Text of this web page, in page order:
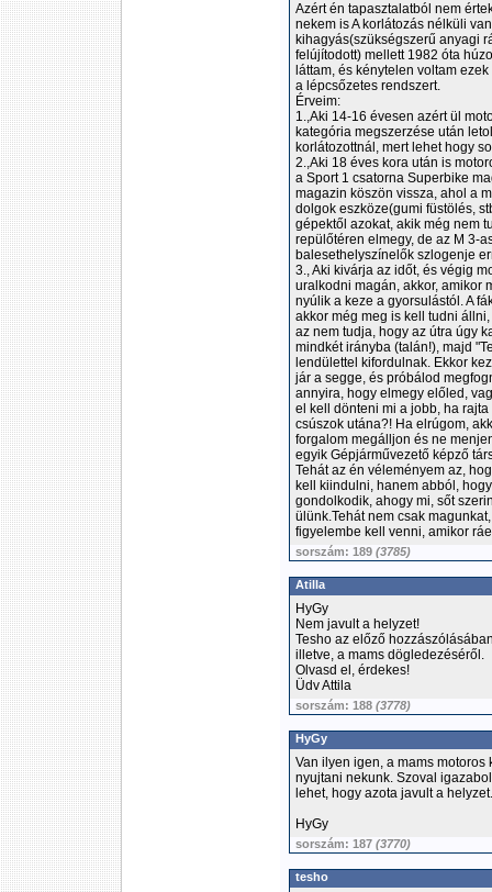
Azért én tapasztalatból nem
nekem is A korlátozás nélküli
kihagyás(szükségszerű anyagi
felújítodott) mellett 1982 óta
láttam, és kénytelen voltam
a lépcsőzetes rendszert.
Érveim:
1.,Aki 14-16 évesen azért ül
kategória megszerzése után
korlátozottnál, mert lehet hogy
2.,Aki 18 éves kora után is
a Sport 1 csatorna Superbike
magazin köszön vissza, ahol a
dolgok eszköze(gumi füstölés,
gépektől azokat, akik még nem
repülőtéren elmegy, de az M 3-
balesethelyszínelők szlogenje
3., Aki kivárja az időt, és végig
uralkodni magán, akkor, amikor
nyúlik a keze a gyorsulástól. A
akkor még meg is kell tudni
az nem tudja, hogy az útra úgy
mindkét irányba (talán!), majd
lendülettel kifordulnak. Ekkor
jár a segge, és próbálod
annyira, hogy elmegy előled,
el kell dönteni mi a jobb, ha
csúszok utána?! Ha elrúgom,
forgalom megálljon és ne
egyik Gépjárművezető képző
Tehát az én véleményem az,
kell kiindulni, hanem abból,
gondolkodik, ahogy mi, sőt
ülünk.Tehát nem csak
figyelembe kell venni, amikor
sorszám: 189 (3785)
Atilla
HyGy
Nem javult a helyzet!
Tesho az előző
illetve, a mams dögledezéséről.
Olvasd el, érdekes!
Üdv Attila
sorszám: 188 (3778)
HyGy
Van ilyen igen, a mams
nyujtani nekunk. Szoval
lehet, hogy azota javult a helyzet.
HyGy
sorszám: 187 (3770)
tesho